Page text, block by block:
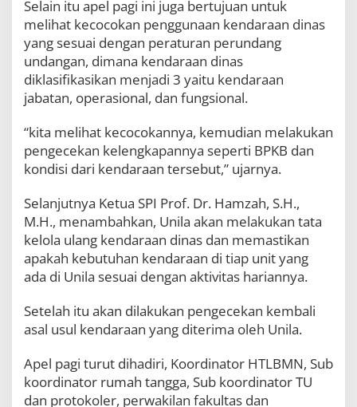
a
n
i
n
a
s
U
i
l
a
Selain itu apel pagi ini juga bertujuan untuk
melihat kecocokan penggunaan kendaraan dinas
yang sesuai dengan peraturan perundang
undangan, dimana kendaraan dinas
diklasifikasikan menjadi 3 yaitu kendaraan
jabatan, operasional, dan fungsional.
“kita melihat kecocokannya, kemudian melakukan
pengecekan kelengkapannya seperti BPKB dan
kondisi dari kendaraan tersebut,” ujarnya.
Selanjutnya Ketua SPI Prof. Dr. Hamzah, S.H.,
M.H., menambahkan, Unila akan melakukan tata
kelola ulang kendaraan dinas dan memastikan
apakah kebutuhan kendaraan di tiap unit yang
ada di Unila sesuai dengan aktivitas hariannya.
Setelah itu akan dilakukan pengecekan kembali
asal usul kendaraan yang diterima oleh Unila.
Apel pagi turut dihadiri, Koordinator HTLBMN, Sub
koordinator rumah tangga, Sub koordinator TU
dan protokoler, perwakilan fakultas dan